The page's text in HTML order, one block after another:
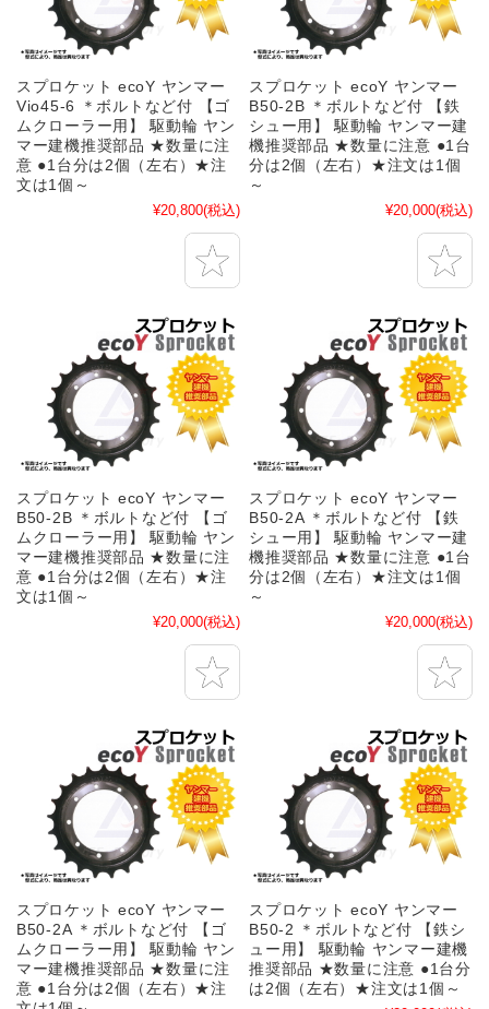
スプロケット ecoY ヤンマー
Vio45-6 ＊ボルトなど付 【ゴ
ムクローラー用】 駆動輪 ヤン
マー建機推奨部品 ★数量に注
意 ●1台分は2個（左右）★注
文は1個～
¥20,800(税込)
スプロケット ecoY ヤンマー
B50-2B ＊ボルトなど付 【鉄
シュー用】 駆動輪 ヤンマー建
機推奨部品 ★数量に注意 ●1台
分は2個（左右）★注文は1個
～
¥20,000(税込)
スプロケット ecoY ヤンマー
B50-2B ＊ボルトなど付 【ゴ
ムクローラー用】 駆動輪 ヤン
マー建機推奨部品 ★数量に注
意 ●1台分は2個（左右）★注
文は1個～
¥20,000(税込)
スプロケット ecoY ヤンマー
B50-2A ＊ボルトなど付 【鉄
シュー用】 駆動輪 ヤンマー建
機推奨部品 ★数量に注意 ●1台
分は2個（左右）★注文は1個
～
¥20,000(税込)
スプロケット ecoY ヤンマー
B50-2A ＊ボルトなど付 【ゴ
ムクローラー用】 駆動輪 ヤン
マー建機推奨部品 ★数量に注
意 ●1台分は2個（左右）★注
スプロケット ecoY ヤンマー
B50-2 ＊ボルトなど付 【鉄シ
ュー用】 駆動輪 ヤンマー建機
推奨部品 ★数量に注意 ●1台分
は2個（左右）★注文は1個～